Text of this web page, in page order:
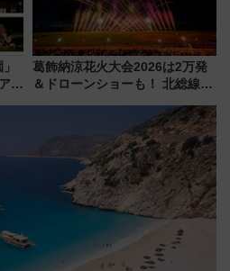
・
葛飾納涼花火大会2026は2万発
＆ドローンショーも！ 北総線を
車、観覧スポット情報と周辺観
光まとめ（7/28開催）